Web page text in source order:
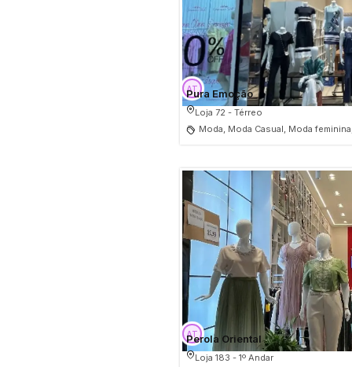
Pura Emoção
Loja 72 - Térreo
Moda, Moda Casual, Moda
Perola Oriental
Loja 183 - 1º Andar